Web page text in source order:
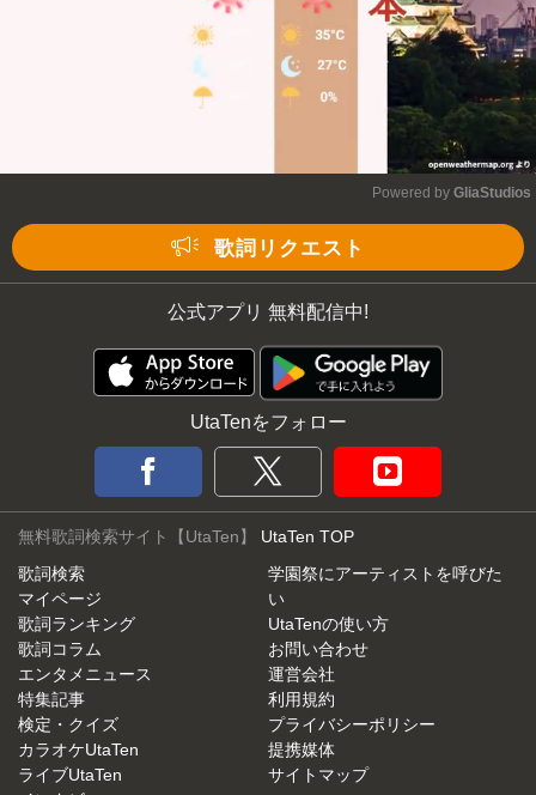
Powered by GliaStudios
歌詞リクエスト
公式アプリ 無料配信中!
UtaTenをフォロー
無料歌詞検索サイト【UtaTen】 UtaTen TOP
歌詞検索
マイページ
歌詞ランキング
歌詞コラム
エンタメニュース
特集記事
検定・クイズ
カラオケUtaTen
ライブUtaTen
学園祭にアーティストを呼びた
い
UtaTenの使い方
お問い合わせ
運営会社
利用規約
プライバシーポリシー
提携媒体
サイトマップ